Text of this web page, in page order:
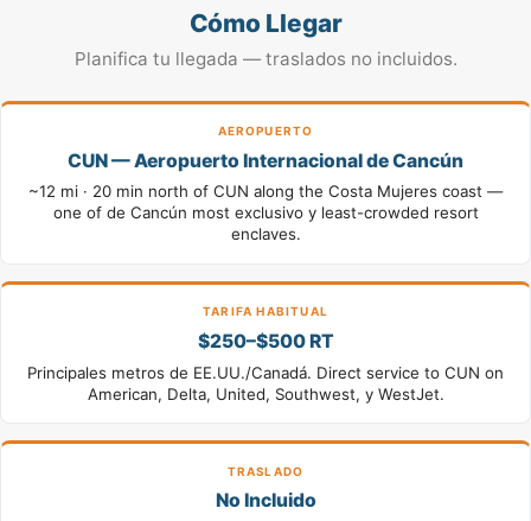
Cómo Llegar
Planifica tu llegada — traslados no incluidos.
AEROPUERTO
CUN — Aeropuerto Internacional de Cancún
~12 mi · 20 min north of CUN along the Costa Mujeres coast —
one of de Cancún most exclusivo y least-crowded resort
enclaves.
TARIFA HABITUAL
$250–$500 RT
Principales metros de EE.UU./Canadá. Direct service to CUN on
American, Delta, United, Southwest, y WestJet.
TRASLADO
No Incluido